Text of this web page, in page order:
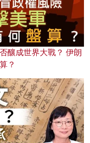
釀成世界大戰？ 伊朗
？